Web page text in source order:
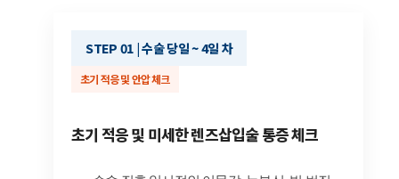
STEP 01 | 수술 당일 ~ 4일 차
초기 적응 및 안압 체크
초기 적응 및 미세한 렌즈삽입술 통증 체크